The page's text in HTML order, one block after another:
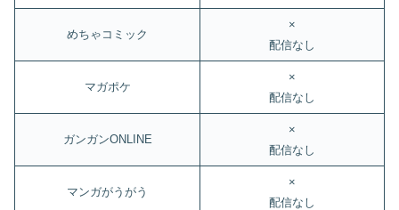
めちゃコミック
×
配信なし
マガポケ
×
配信なし
ガンガンONLINE
×
配信なし
マンガがうがう
×
配信なし